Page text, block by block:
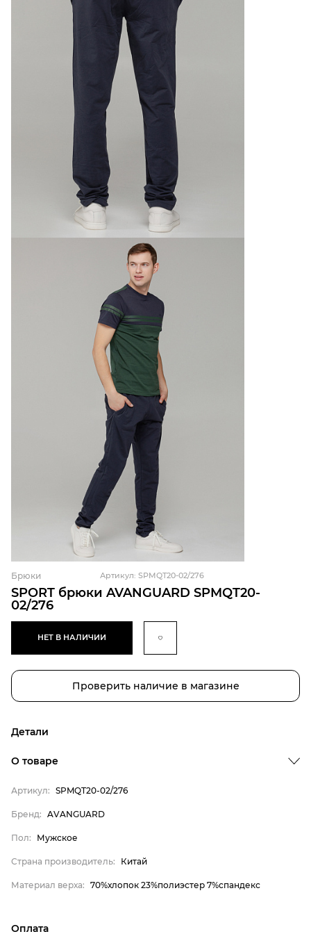
SPORT брюки AVANGUARD SPMQT20-
02/276
Брюки Артикул: SPMQT20-02/276
НЕТ В НАЛИЧИИ
Проверить наличие в магазине
Детали
Бренд
Пол
AVANGUARD
О товаре
Артикул: SPMQT20-02/276
Бренд: AVANGUARD
Пол: Мужское
Страна производитель: Китай
Материал верха: 70%хлопок 23%полиэстер 7%спандекс
Оплата